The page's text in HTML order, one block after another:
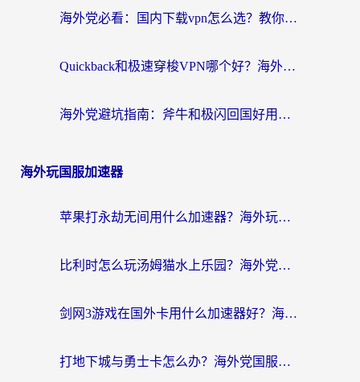
海外党必看：国内下载vpn怎么选？教你无缝访问国内资源的实用指南
Quickback和极速穿梭VPN哪个好？海外党亲测3招选对回国加速器，看这篇就够了
海外党避坑指南：斧牛和极闪回国好用吗？选对加速器才能无缝刷剧玩游戏
海外玩国服加速器
苹果打永劫无间用什么加速器？海外玩家亲测有效的国服游戏加速指南
比利时怎么玩汤姆猫水上乐园？海外党国服游戏加速终极指南（附无畏契约食之契约解决办法）
剑网3游戏在国外卡用什么加速器好？海外党亲测有效的国服游戏加速指南
打地下城与勇士卡怎么办？海外党国服游戏加速终极指南（附北美欧洲实测）